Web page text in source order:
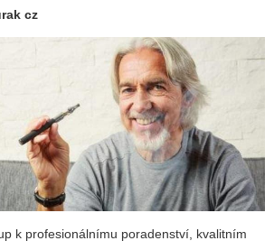
cz
k profesionálnímu poradenství, kvalitním